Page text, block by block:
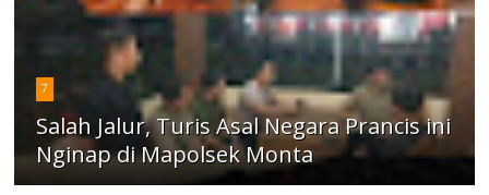
7
Salah Jalur, Turis Asal Negara Prancis ini
Nginap di Mapolsek Monta